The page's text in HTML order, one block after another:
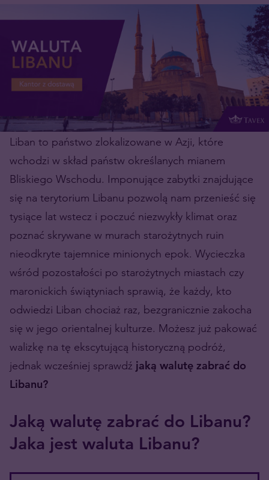
Liban to państwo zlokalizowane w Azji, które
wchodzi w skład państw określanych mianem
Bliskiego Wschodu. Imponujące zabytki znajdujące
się na terytorium Libanu pozwolą nam przenieść się
tysiące lat wstecz i poczuć niezwykły klimat oraz
poznać skrywane w murach starożytnych ruin
nieodkryte tajemnice minionych epok. Wycieczka
wśród pozostałości po starożytnych miastach czy
maronickich świątyniach sprawią, że każdy, kto
odwiedzi Liban chociaż raz, bezgranicznie zakocha
się w jego orientalnej kulturze. Możesz już pakować
walizkę na tę ekscytującą historyczną podróż,
jednak wcześniej sprawdź jaką walutę zabrać do
Libanu?
Jaką walutę zabrać do Libanu?
Jaka jest waluta Libanu?